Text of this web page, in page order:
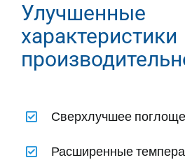
Улучшенные
характеристики
Сверхлучшее
Расширенные